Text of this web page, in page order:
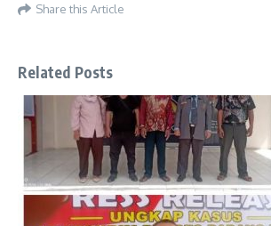
Share this Article
Related Posts